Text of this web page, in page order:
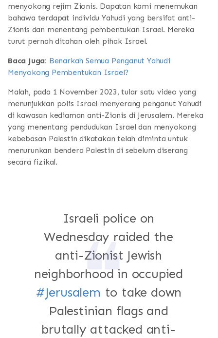
menyokong rejim Zionis. Dapatan kami menemukan
bahawa terdapat individu Yahudi yang bersifat anti-
Zionis dan menentang pembentukan Israel. Mereka
turut pernah ditahan oleh pihak Israel.
Baca Juga: Benarkah Semua Penganut Yahudi
Menyokong Pembentukan Israel?
Malah, pada 1 November 2023, tular satu video yang
menunjukkan polis Israel menyerang penganut Yahudi
di kawasan kediaman anti-Zionis di Jerusalem. Mereka
yang menentang pendudukan Israel dan menyokong
kebebasan Palestin dikatakan telah diminta untuk
menurunkan bendera Palestin di sebelum diserang
secara fizikal.
Israeli police on
Wednesday raided the
anti-Zionist Jewish
neighborhood in occupied
#Jerusalem to take down
Palestinian flags and
brutally attacked anti-